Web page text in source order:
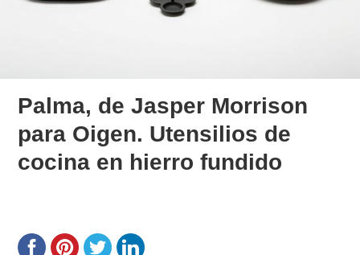
Palma, de Jasper Morrison
para Oigen. Utensilios de
cocina en hierro fundido